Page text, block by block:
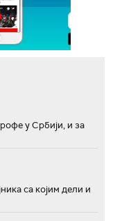
у Србији, и за
са којим дели и